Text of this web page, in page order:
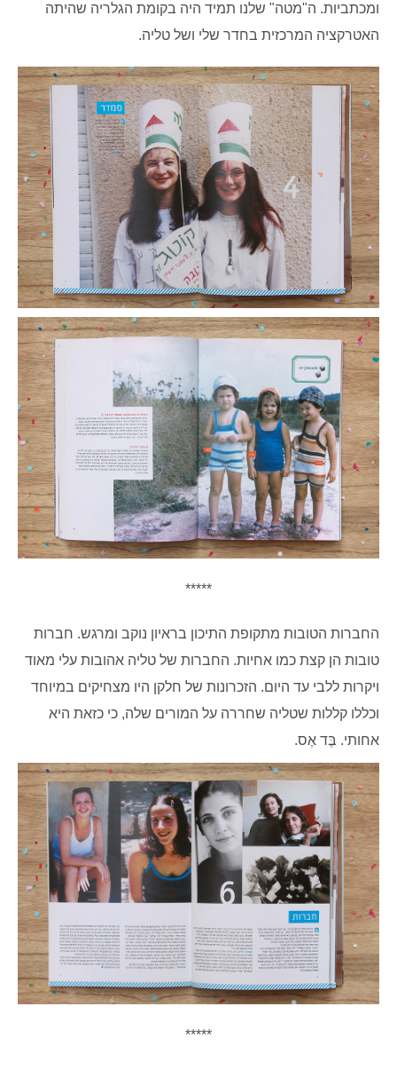
ומכתביות. ה"מטה" שלנו תמיד היה בקומת הגלריה שהיתה
האטרקציה המרכזית בחדר שלי ושל טליה.
*****
החברות הטובות מתקופת התיכון בראיון נוקב ומרגש. חברות
טובות הן קצת כמו אחיות. החברות של טליה אהובות עלי מאוד
ויקרות ללבי עד היום. הזכרונות של חלקן היו מצחיקים במיוחד
וכללו קללות שטליה שחררה על המורים שלה, כי כזאת היא
אחותי. בֶּד אֶס.
*****